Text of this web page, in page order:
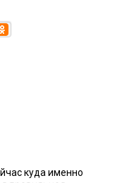
куда именно